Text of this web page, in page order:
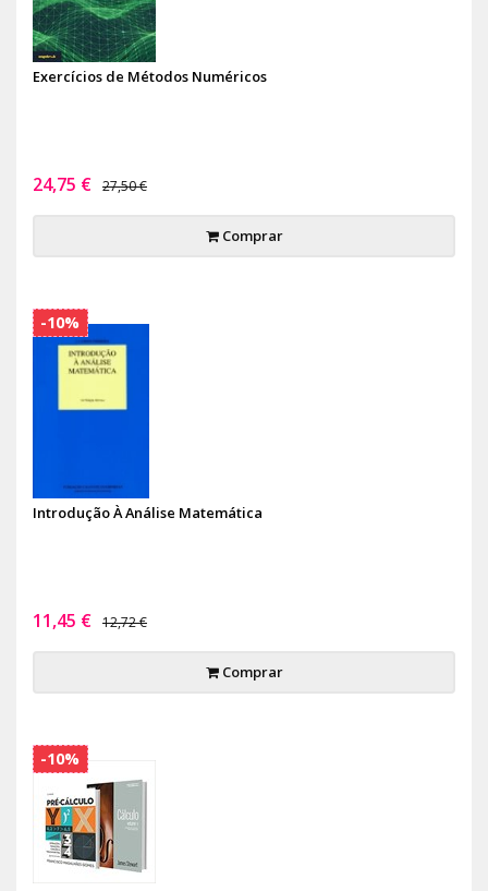
Exercícios de Métodos Numéricos
24,75 € 27,50 €
Comprar
Introdução À Análise Matemática
11,45 € 12,72 €
Comprar
-10%
-10%